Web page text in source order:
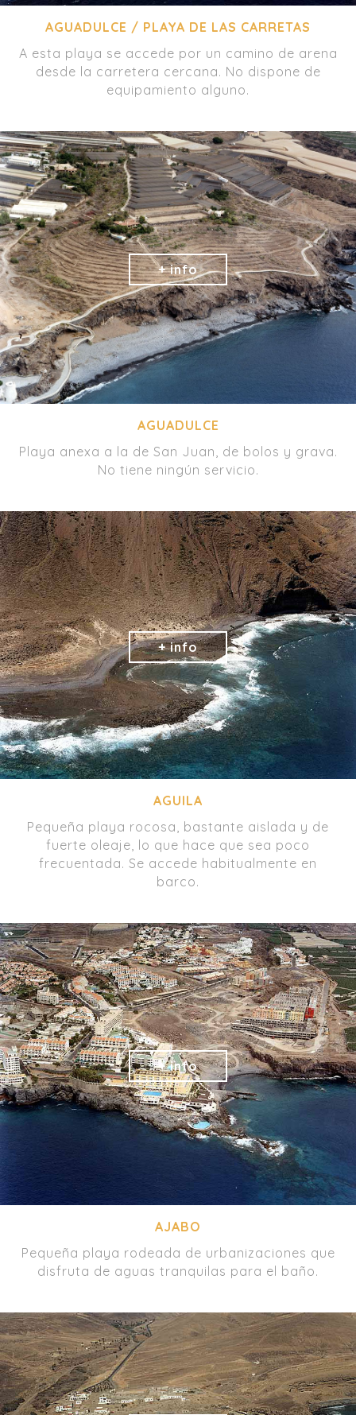
AGUADULCE / PLAYA DE LAS CARRETAS
A esta playa se accede por un camino de arena
desde la carretera cercana. No dispone de
equipamiento alguno.
AGUADULCE
Playa anexa a la de San Juan, de bolos y grava.
No tiene ningún servicio.
AGUILA
Pequeña playa rocosa, bastante aislada y de
fuerte oleaje, lo que hace que sea poco
frecuentada. Se accede habitualmente en
barco.
AJABO
Pequeña playa rodeada de urbanizaciones que
disfruta de aguas tranquilas para el baño.